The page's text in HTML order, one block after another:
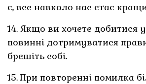
є, все навколо нас стає
14. Якщо ви хочете добитися
повинні дотримуватися
брешіть собі.
15. При повторенні помилка